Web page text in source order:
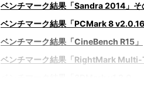
ベンチマーク結果「Sandra 2014」そ
ベンチマーク結果「PCMark 8
ベンチマーク結果「CineBench R15」
ベンチマーク結果「RightMark Multi-